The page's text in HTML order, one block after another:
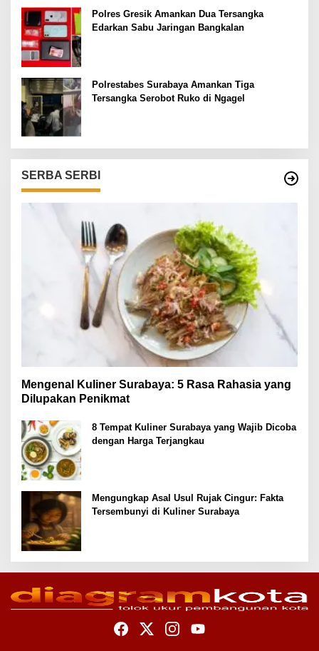
Polres Gresik Amankan Dua Tersangka
Edarkan Sabu Jaringan Bangkalan
Polrestabes Surabaya Amankan Tiga
Tersangka Serobot Ruko di Ngagel
SERBA SERBI
Mengenal Kuliner Surabaya: 5 Rasa Rahasia yang
Dilupakan Penikmat
8 Tempat Kuliner Surabaya yang Wajib Dicoba
dengan Harga Terjangkau
Mengungkap Asal Usul Rujak Cingur: Fakta
Tersembunyi di Kuliner Surabaya